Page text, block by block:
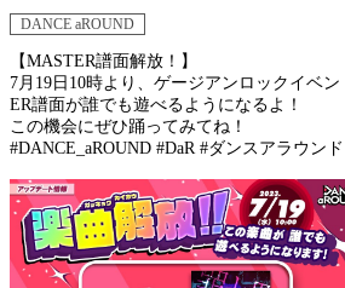
DANCE aROUND
【MASTER譜面解放！】
7月19日10時より、ゲージアンロックイベ
ER譜面が誰でも遊べるようになるよ！
この機会にぜひ踊ってみてね！
#DANCE_aROUND #DaR #ダンスアラウン